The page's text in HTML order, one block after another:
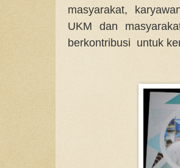
masyarakat,
UKM dan
berkontribusi untuk